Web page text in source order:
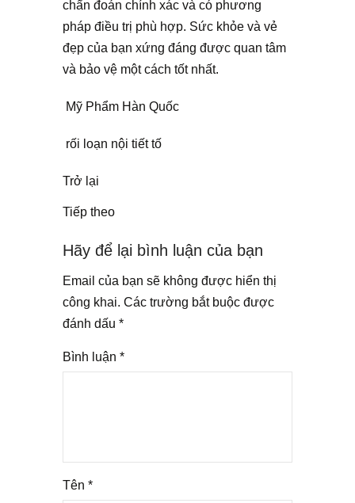
chẩn đoán chính xác và có phương
pháp điều trị phù hợp. Sức khỏe và vẻ
đẹp của bạn xứng đáng được quan tâm
và bảo vệ một cách tốt nhất.
Mỹ Phẩm Hàn Quốc
rối loạn nội tiết tố
Trở lại
Tiếp theo
Hãy để lại bình luận của bạn
Email của bạn sẽ không được hiển thị
công khai. Các trường bắt buộc được
đánh dấu *
Bình luận *
Tên *